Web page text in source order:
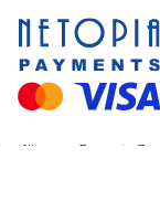
pentru Protecția